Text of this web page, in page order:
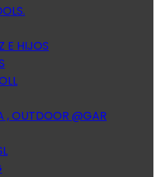
E HIJOS
, OUTDOOR @GAR